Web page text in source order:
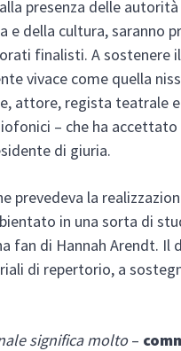
presenza delle
e della cultura, saranno
finalisti. A sostenere
vivace come quella
attore, regista teatrale
– che ha accettato
di giuria.
prevedeva la
in una sorta di
fan di Hannah Arendt. Il
di repertorio, a
significa molto–